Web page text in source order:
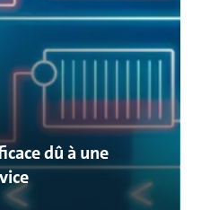
dû à une